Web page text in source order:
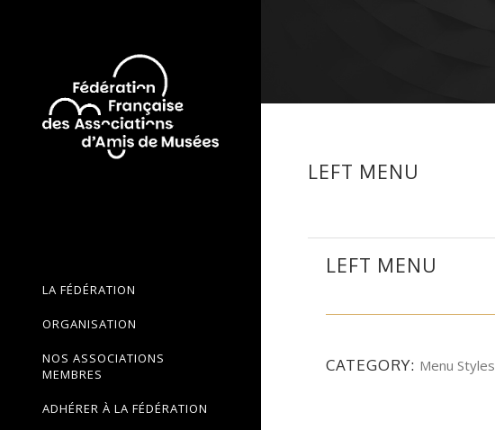
LA FÉDÉRATION
ORGANISATION
NOS ASSOCIATIONS
MEMBRES
ADHÉRER À LA FÉDÉRATION
LEFT MENU
LEFT MENU
CATEGORY: Menu Styles